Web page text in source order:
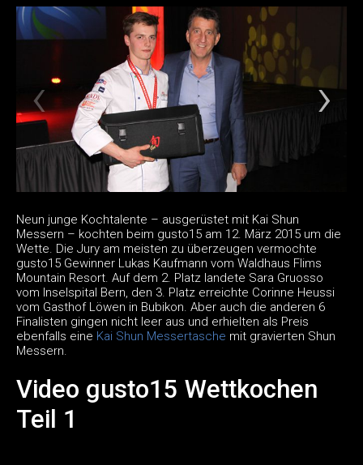
Neun junge Kochtalente – ausgerüstet mit Kai Shun
Messern – kochten beim gusto15 am 12. März 2015 um die
Wette. Die Jury am meisten zu überzeugen vermochte
gusto15 Gewinner Lukas Kaufmann vom Waldhaus Flims
Mountain Resort. Auf dem 2. Platz landete Sara Gruosso
vom Inselspital Bern, den 3. Platz erreichte Corinne Heussi
vom Gasthof Löwen in Bubikon. Aber auch die anderen 6
Finalisten gingen nicht leer aus und erhielten als Preis
ebenfalls eine Kai Shun Messertasche mit gravierten Shun
Messern.
Video gusto15 Wettkochen
Teil 1